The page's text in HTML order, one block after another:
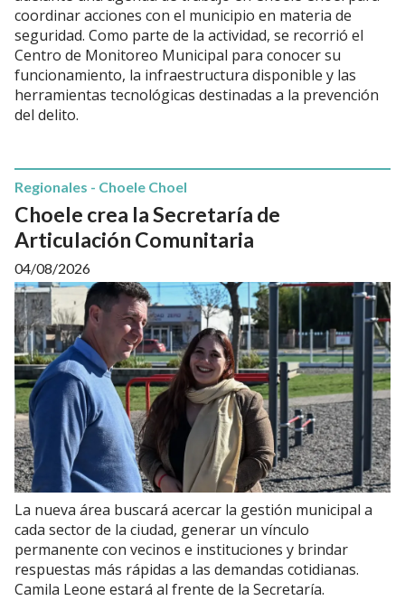
coordinar acciones con el municipio en materia de
seguridad. Como parte de la actividad, se recorrió el
Centro de Monitoreo Municipal para conocer su
funcionamiento, la infraestructura disponible y las
herramientas tecnológicas destinadas a la prevención
del delito.
Choele crea la Secretaría de
Articulación Comunitaria
Regionales - Choele Choel
04/08/2026
La nueva área buscará acercar la gestión municipal a
cada sector de la ciudad, generar un vínculo
permanente con vecinos e instituciones y brindar
respuestas más rápidas a las demandas cotidianas.
Camila Leone estará al frente de la Secretaría.